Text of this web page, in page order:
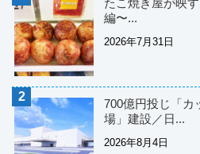
編〜...
2026年7月31日
700億円投じ「カ
場」建設／日...
2026年8月4日